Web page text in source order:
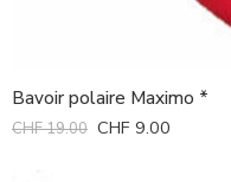
Bavoir polaire Maximo *
CHF19.00 CHF 9.00